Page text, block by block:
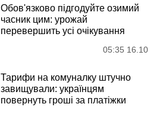
Обов'язково підгодуйте озимий
часник цим: урожай
перевершить усі очікування
05:35 16.10
Тарифи на комуналку штучно
завищували: українцям
повернуть гроші за платіжки